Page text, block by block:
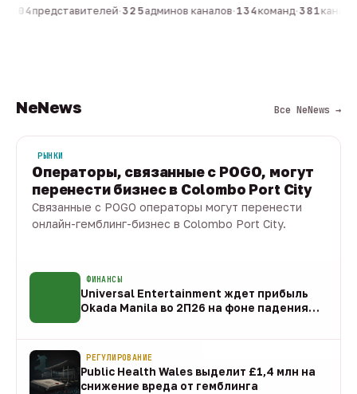
804представителей·325админов каналов·134команд·381
NeNews Все NeNews →
РЫНКИ
Операторы, связанные с POGO, могут
перенести бизнес в Colombo Port City
Связанные с POGO операторы могут перенести
онлайн-гемблинг-бизнес в Colombo Port City.
ФИНАНСЫ
Universal Entertainment ждет прибыль
Okada Manila во 2П26 на фоне падения
РЕГУЛИРОВАНИЕ
Public Health Wales выделит £1,4 млн на
снижение вреда от гемблинга